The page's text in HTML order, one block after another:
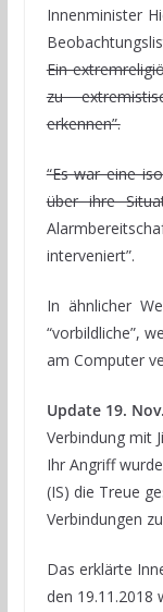
Innenminister
Ein
zu
erkennen”.
“Es war eine
über ihre
interveniert”.
In ähnlicher
“vorbildliche”,
am Computer
Update 19.
Verbindung mit
Ihr Angriff
(IS) die Treue
Verbindungen
Das erklärte
den 19.11.2018